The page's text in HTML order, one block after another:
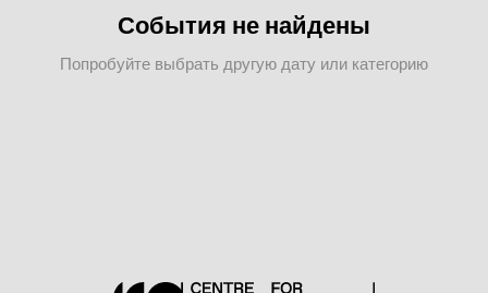
События не найдены
Попробуйте выбрать другую дату или категорию